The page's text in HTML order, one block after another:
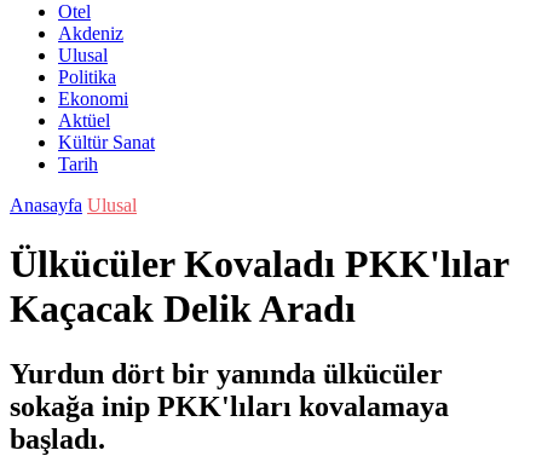
Otel
Akdeniz
Ulusal
Politika
Ekonomi
Aktüel
Kültür Sanat
Tarih
Anasayfa Ulusal
Ülkücüler Kovaladı PKK'lılar
Kaçacak Delik Aradı
Yurdun dört bir yanında ülkücüler
sokağa inip PKK'lıları kovalamaya
başladı.